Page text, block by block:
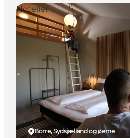
Borre, Sydsjælland og øerne
Hoteller